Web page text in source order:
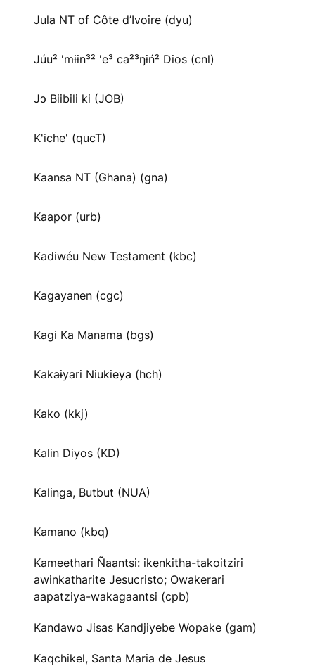
Jula NT of Côte d’Ivoire (dyu)
Júu² 'mɨɨn³² 'e³ ca²³ŋɨń² Dios (cnl)
Jɔ Biibili ki (JOB)
K'iche' (qucT)
Kaansa NT (Ghana) (gna)
Kaapor (urb)
Kadiwéu New Testament (kbc)
Kagayanen (cgc)
Kagi Ka Manama (bgs)
Kakaɨyari Niukieya (hch)
Kako (kkj)
Kalin Diyos (KD)
Kalinga, Butbut (NUA)
Kamano (kbq)
Kameethari Ñaantsi: ikenkitha-takoitziri
awinkatharite Jesucristo; Owakerari
aapatziya-wakagaantsi (cpb)
Kandawo Jisas Kandjiyebe Wopake (gam)
Kaqchikel, Santa Maria de Jesus